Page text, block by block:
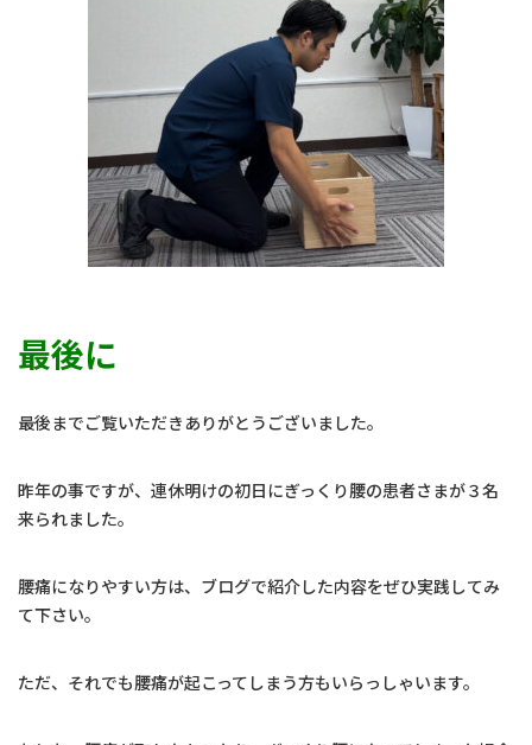
最後に
最後までご覧いただきありがとうございました。
昨年の事ですが、連休明けの初日にぎっくり腰の患者さまが３名
来られました。
腰痛になりやすい方は、ブログで紹介した内容をぜひ実践してみ
て下さい。
ただ、それでも腰痛が起こってしまう方もいらっしゃいます。